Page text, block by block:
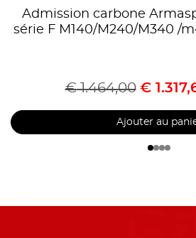
Admission carbone
série F M140/M240/M340 /
€1.464,00 €
Ajouter au